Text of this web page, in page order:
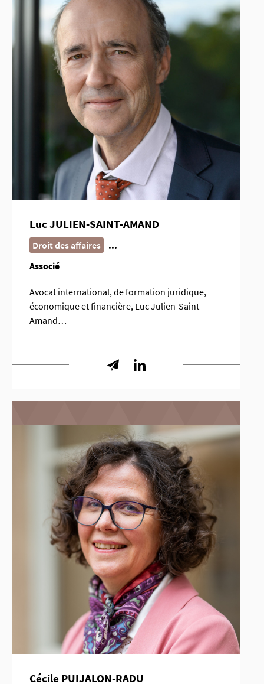
Luc JULIEN-SAINT-AMAND
Droit des affaires
...
Associé
Avocat international, de formation juridique,
économique et financière, Luc Julien-Saint-
Amand…
Cécile PUIJALON-RADU